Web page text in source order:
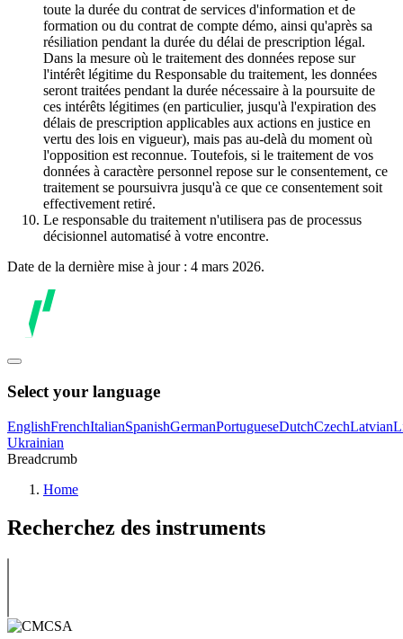
toute la durée du contrat de services d'information et de
formation ou du contrat de compte démo, ainsi qu'après sa
résiliation pendant la durée du délai de prescription légal.
Dans la mesure où le traitement des données repose sur
l'intérêt légitime du Responsable du traitement, les données
seront traitées pendant la durée nécessaire à la poursuite de
ces intérêts légitimes (en particulier, jusqu'à l'expiration des
délais de prescription applicables aux actions en justice en
vertu des lois en vigueur), mais pas au-delà du moment où
l'opposition est reconnue. Toutefois, si le traitement de vos
données à caractère personnel repose sur le consentement, ce
traitement se poursuivra jusqu'à ce que ce consentement soit
effectivement retiré.
Le responsable du traitement n'utilisera pas de processus
décisionnel automatisé à votre encontre.
Date de la dernière mise à jour : 4 mars 2026.
Select your language
EnglishFrenchItalianSpanishGermanPortugueseDutchCzechLatvian
Ukrainian
Breadcrumb
Home
Recherchez des instruments